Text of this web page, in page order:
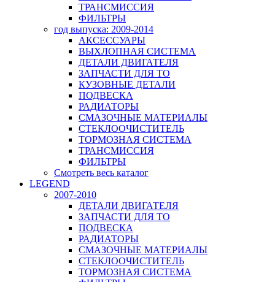
ТРАНСМИССИЯ
ФИЛЬТРЫ
год выпуска: 2009-2014
АКСЕССУАРЫ
ВЫХЛОПНАЯ СИСТЕМА
ДЕТАЛИ ДВИГАТЕЛЯ
ЗАПЧАСТИ ДЛЯ ТО
КУЗОВНЫЕ ДЕТАЛИ
ПОДВЕСКА
РАДИАТОРЫ
СМАЗОЧНЫЕ МАТЕРИАЛЫ
СТЕКЛООЧИСТИТЕЛЬ
ТОРМОЗНАЯ СИСТЕМА
ТРАНСМИССИЯ
ФИЛЬТРЫ
Смотреть весь каталог
LEGEND
2007-2010
ДЕТАЛИ ДВИГАТЕЛЯ
ЗАПЧАСТИ ДЛЯ ТО
ПОДВЕСКА
РАДИАТОРЫ
СМАЗОЧНЫЕ МАТЕРИАЛЫ
СТЕКЛООЧИСТИТЕЛЬ
ТОРМОЗНАЯ СИСТЕМА